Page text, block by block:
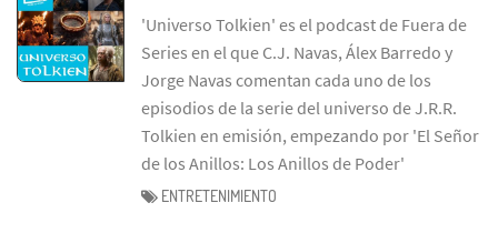
'Universo Tolkien' es el podcast de Fuera de
Series en el que C.J. Navas, Álex Barredo y
Jorge Navas comentan cada uno de los
episodios de la serie del universo de J.R.R.
Tolkien en emisión, empezando por 'El Señor
de los Anillos: Los Anillos de Poder'
ENTRETENIMIENTO